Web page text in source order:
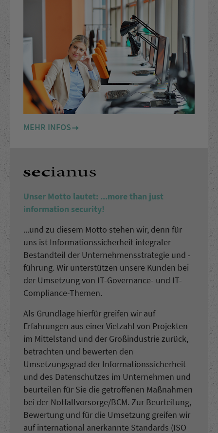
MEHR INFOS
Unser Motto lautet: ...more than just
information security!
...und zu diesem Motto stehen wir, denn für
uns ist Informationssicherheit integraler
Bestandteil der Unternehmensstrategie und -
führung. Wir unterstützen unsere Kunden bei
der Umsetzung von IT-Governance- und IT-
Compliance-Themen.
Als Grundlage hierfür greifen wir auf
Erfahrungen aus einer Vielzahl von Projekten
im Mittelstand und der Großindustrie zurück,
betrachten und bewerten den
Umsetzungsgrad der Informationssicherheit
und des Datenschutzes im Unternehmen und
beurteilen für Sie die getroffenen Maßnahmen
bei der Notfallvorsorge/BCM. Zur Beurteilung,
Bewertung und für die Umsetzung greifen wir
auf international anerkannte Standards (ISO